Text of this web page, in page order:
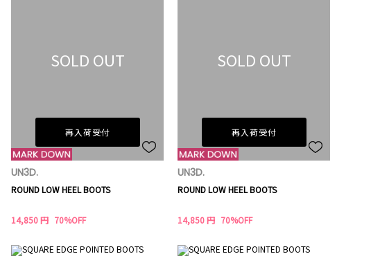
SOLD OUT
再入荷受付
UN3D.
ROUND LOW HEEL BOOTS
14,850 円 70%OFF
SOLD OUT
再入荷受付
UN3D.
ROUND LOW HEEL BOOTS
14,850 円 70%OFF